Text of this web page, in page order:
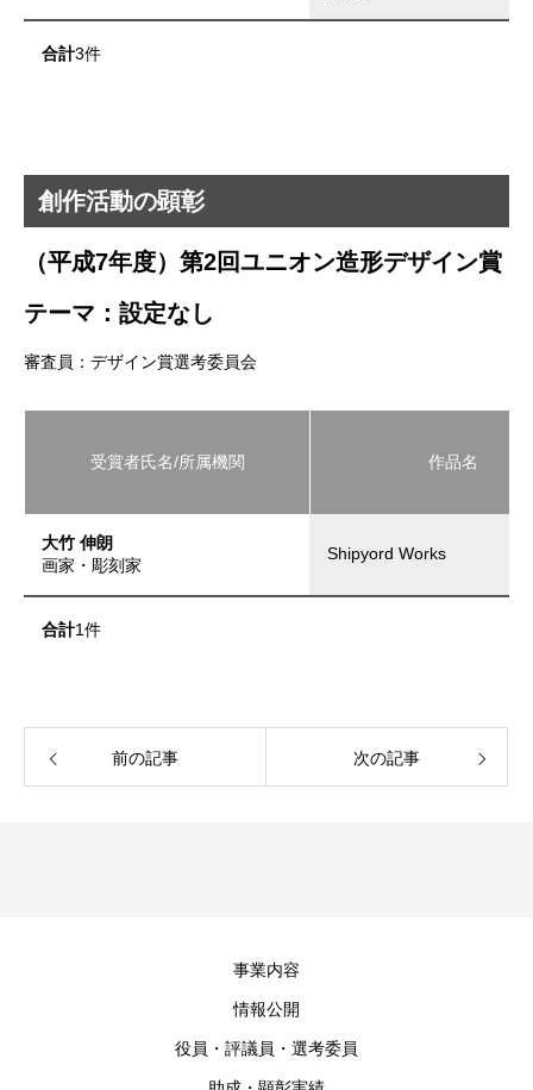
合計3件
創作活動の顕彰
（平成7年度）第2回ユニオン造形デザイン賞
テーマ：設定なし
審査員：デザイン賞選考委員会
受賞者氏名/所属機関 作品名
大竹 伸朗
画家・彫刻家
Shipyord Works
合計1件
前の記事 次の記事
事業内容
情報公開
役員・評議員・選考委員